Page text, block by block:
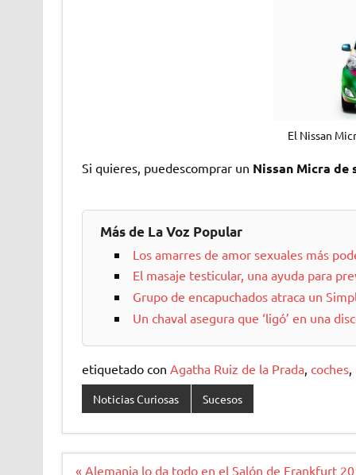
El Nissan
Si quieres, puedescomprar un Nissan Micra de
Más de La Voz Popular
Los amarres de amor sexuales más
El masaje testicular, una ayuda para
Grupo de encapuchados atraca un
Un chaval asegura que ‘ligó’ en una
etiquetado con Agatha Ruiz de la Prada, coches,
Noticias Curiosas Sucesos
Navegación
« Alemania lo da todo en el Salón de Frankfurt